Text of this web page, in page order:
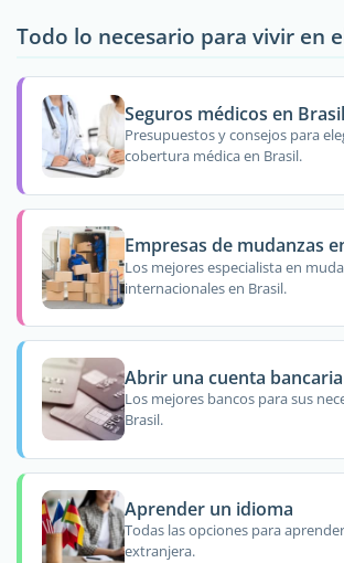
Todo lo necesario para vivir en
Seguros médicos en Brasil
Presupuestos y consejos para
cobertura médica en Brasil.
Empresas de mudanzas
Los mejores especialista en
internacionales en Brasil.
Abrir una cuenta
Los mejores bancos para sus
Brasil.
Aprender un idioma
Todas las opciones para
extranjera.